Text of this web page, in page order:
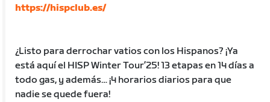
https://hispclub.es/
¿Listo para derrochar vatios con los Hispanos? ¡Ya
está aquí el HISP Winter Tour’25! 13 etapas en 14 días a
todo gas, y además… ¡4 horarios diarios para que
nadie se quede fuera!